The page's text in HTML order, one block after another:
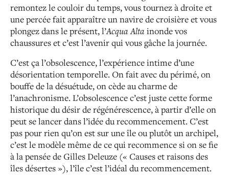
remontez le couloir du temps, vous tournez à droite et
une percée fait apparaître un navire de croisière et vous
plongez dans le présent, l’Acqua Alta inonde vos
chaussures et c’est l’avenir qui vous gâche la journée.
C’est ça l’obsolescence, l’expérience intime d’une
désorientation temporelle. On fait avec du périmé, on
bouffe de la désuétude, on cède au charme de
l’anachronisme. L’obsolescence c’est juste cette forme
historique du désir de régénérescence, à partir d’elle on
peut se lancer dans l’idée du recommencement. C’est
pas pour rien qu’on est sur une île ou plutôt un archipel,
c’est le modèle même de ce qui recommence si on se fie
à la pensée de Gilles Deleuze (« Causes et raisons des
îles désertes »), l’île c’est l’idéal du recommencement.